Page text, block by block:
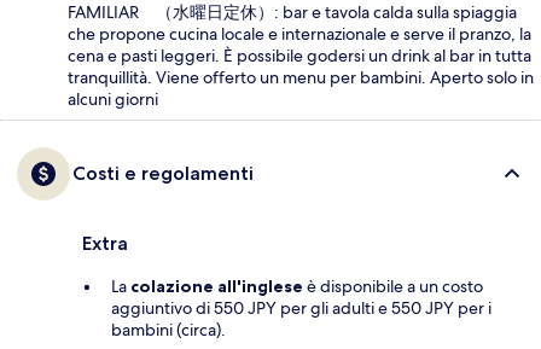
FAMILIAR （水曜日定休）: bar e tavola calda sulla spiaggia
che propone cucina locale e internazionale e serve il pranzo, la
cena e pasti leggeri. È possibile godersi un drink al bar in tutta
tranquillità. Viene offerto un menu per bambini. Aperto solo in
alcuni giorni
Costi e regolamenti
Extra
La colazione all'inglese è disponibile a un costo
aggiuntivo di 550 JPY per gli adulti e 550 JPY per i
bambini (circa).